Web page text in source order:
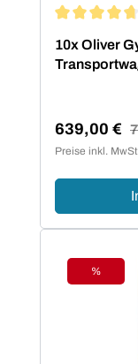
10x Oliver
639,00 €
Preise inkl.
Rabatt
%